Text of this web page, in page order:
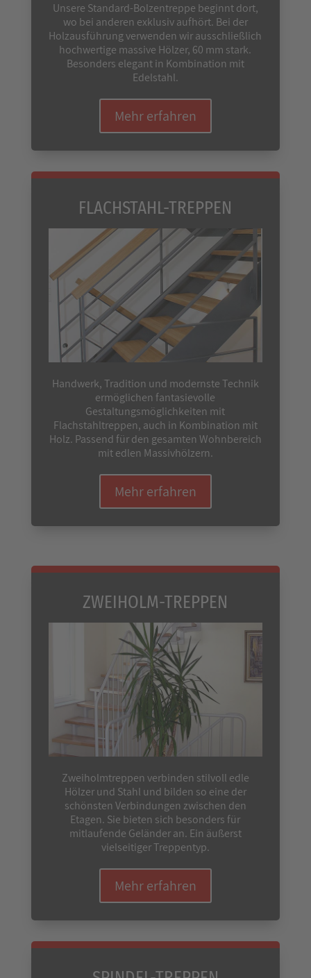
Unsere Standard-Bolzentreppe beginnt dort,
wo bei anderen exklusiv aufhört. Bei der
Holzausführung verwenden wir ausschließlich
hochwertige massive Hölzer, 60 mm stark.
Besonders elegant in Kombination mit
Edelstahl.
Mehr erfahren
FLACHSTAHL-TREPPEN
Handwerk, Tradition und modernste Technik
ermöglichen fantasievolle
Gestaltungsmöglichkeiten mit
Flachstahltreppen, auch in Kombination mit
Holz. Passend für den gesamten Wohnbereich
mit edlen Massivhölzern.
Mehr erfahren
ZWEIHOLM-TREPPEN
Zweiholmtreppen verbinden stilvoll edle
Hölzer und Stahl und bilden so eine der
schönsten Verbindungen zwischen den
Etagen. Sie bieten sich besonders für
mitlaufende Geländer an. Ein äußerst
vielseitiger Treppentyp.
Mehr erfahren